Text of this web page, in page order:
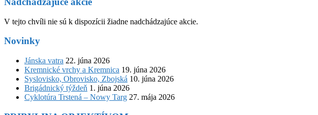
V tejto chvíli nie sú k dispozícii žiadne nadchádzajúce akcie.
Novinky
Jánska vatra 22. júna 2026
Kremnické vrchy a Kremnica 19. júna 2026
Syslovisko, Obrovisko, Zbojská 10. júna 2026
Brigádnický týždeň 1. júna 2026
Cyklotúra Trstená – Nowy Targ 27. mája 2026